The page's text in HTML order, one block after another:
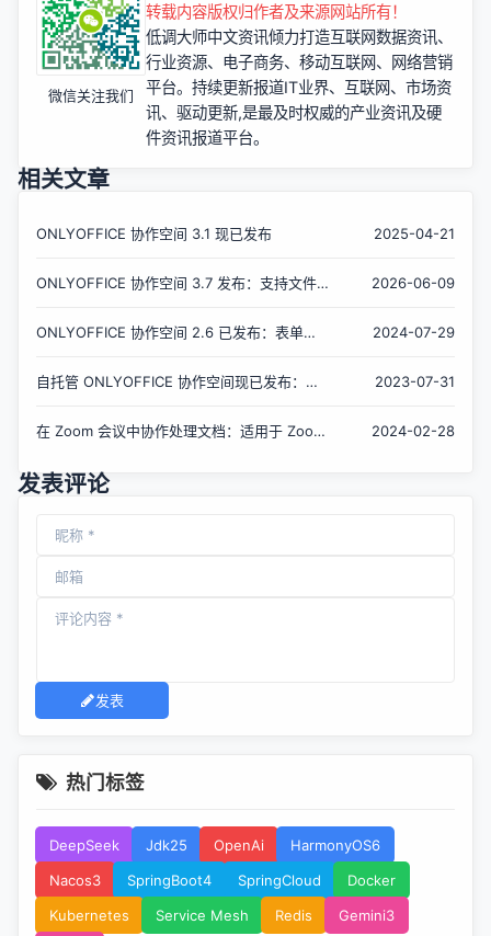
微信关注我们
转载内容版权归作者及来源网站所有！
低调大师中文资讯倾力打造互联网数据资讯、
行业资源、电子商务、移动互联网、网络营销
平台。持续更新报道IT业界、互联网、市场资
讯、驱动更新,是最及时权威的产业资讯及硬
件资讯报道平台。
相关文章
ONLYOFFICE 协作空间 3.1 现已发布 2025-04-21
ONLYOFFICE 协作空间 3.7 发布：支持文件
单、房间分组等
2026-06-09
ONLYOFFICE 协作空间 2.6 已发布：表单填
2024-07-29
自托管 ONLYOFFICE 协作空间现已发布：用
2023-07-31
在 Zoom 会议中协作处理文档：适用于 Zoom
2024-02-28
发表评论
发表
热门标签
DeepSeek Jdk25 OpenAi
HarmonyOS6
Nacos3
SpringBoot4 SpringCloud
Docker
Kubernetes
Service Mesh Redis Gemini3